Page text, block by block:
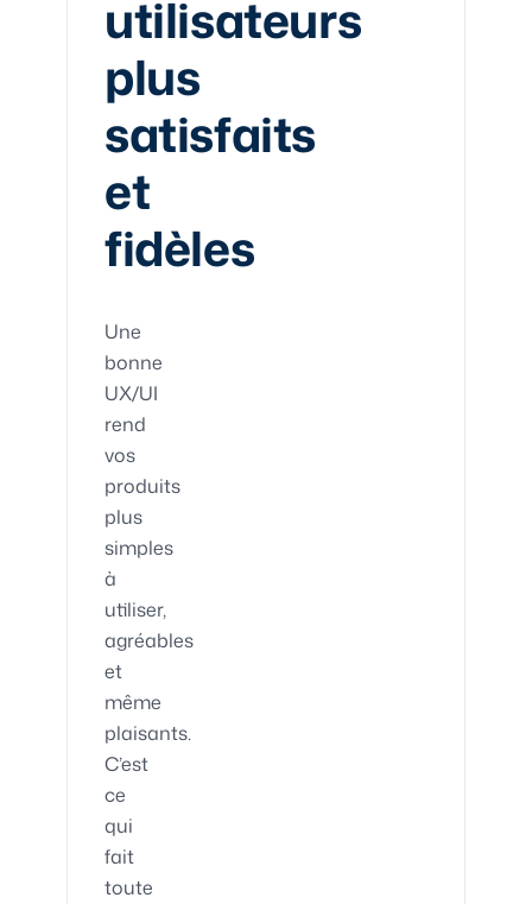
utilisateurs
plus
satisfaits
et
fidèles
Une
bonne
UX/UI
rend
vos
produits
plus
simples
à
utiliser,
agréables
et
même
plaisants.
C’est
ce
qui
fait
toute